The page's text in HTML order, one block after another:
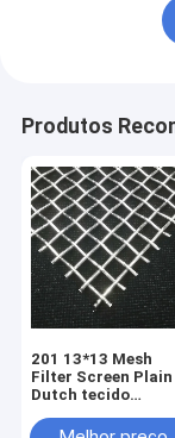
Produtos
201 13*13 Mesh
Filter Screen Plain
Dutch tecido
a tela do fio